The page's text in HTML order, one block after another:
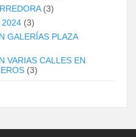
(3)
2024 (3)
GALERÍAS PLAZA
VARIAS CALLES EN
(3)